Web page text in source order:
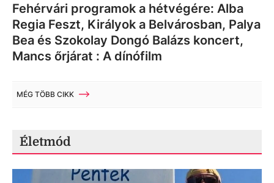
Fehérvári programok a hétvégére: Alba
Regia Feszt, Királyok a Belvárosban, Palya
Bea és Szokolay Dongó Balázs koncert,
Mancs őrjárat : A dínófilm
MÉG TÖBB CIKK
Életmód